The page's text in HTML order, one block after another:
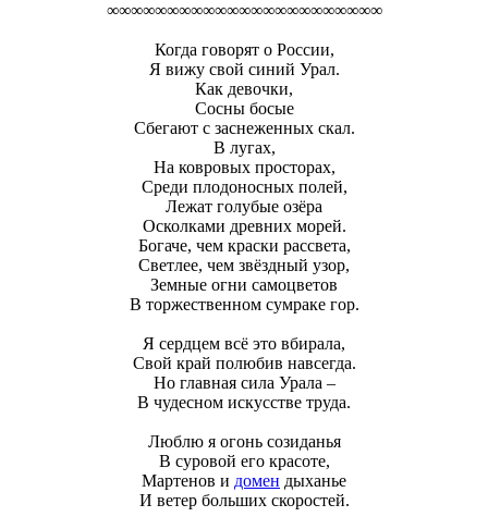
∞∞∞∞∞∞∞∞∞∞∞∞∞∞∞∞∞∞∞∞∞∞∞
Когда говорят о России,
Я вижу свой синий Урал.
Как девочки,
Сосны босые
Сбегают с заснеженных скал.
В лугах,
На ковровых просторах,
Среди плодоносных полей,
Лежат голубые озёра
Осколками древних морей.
Богаче, чем краски рассвета,
Светлее, чем звёздный узор,
Земные огни самоцветов
В торжественном сумраке гор.
Я сердцем всё это вбирала,
Свой край полюбив навсегда.
Но главная сила Урала –
В чудесном искусстве труда.
Люблю я огонь созиданья
В суровой его красоте,
Мартенов и домен дыханье
И ветер больших скоростей.